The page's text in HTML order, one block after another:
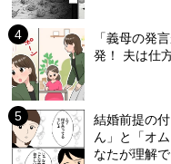
「義母の発
発！ 夫は仕
結婚前提の
ん」と「オ
なたが理解